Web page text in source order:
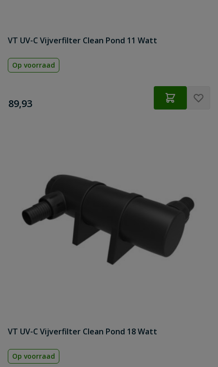
VT UV-C Vijverfilter Clean Pond 11 Watt
Op voorraad
€
89,93
VT UV-C Vijverfilter Clean Pond 18 Watt
Op voorraad